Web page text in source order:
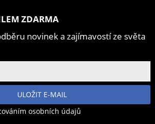
ZDARMA
novinek a zajímavostí ze světa
ULOŽIT E-MAIL
osobních údajů